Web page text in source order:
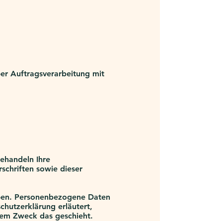
Auftragsverarbeitung mit
Ihre
sowie dieser
Personenbezogene Daten
erläutert,
Zweck das geschieht.